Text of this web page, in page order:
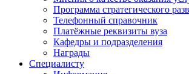
Программа стратегического
Телефонный справочник
Платёжные реквизиты вуза
Кафедры и подразделения
Награды
Специалисту